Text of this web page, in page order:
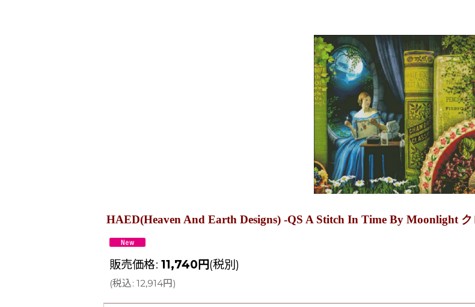
HAED(Heaven And Earth Designs) -QS A Stitch In Time By Moonlight
販売価格: 11,740円(税別)
(税込: 12,914円)